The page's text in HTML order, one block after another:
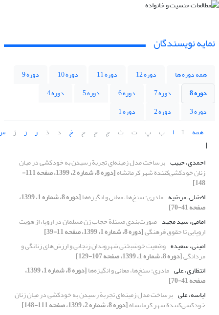
نمایه نویسندگان
همه دوره ها دوره 12 دوره 11 دوره 10
دوره 9
دوره 8
دوره 7 دوره 6 دوره 5
دوره 4
دوره 3
دوره 2
دوره 1
همه
آ ا ب پ ت ث ج چ ح خ د ذ ر ز ژ
ا
احمدی، حبیب برساخت مدل زمینه‌ای تجربة رسیدن به خودکشی در میان
زنان خودکشی‌کنندة شهر کرمانشاه [دوره 8، شماره 2، 1399، صفحه 111-
148]
افضلی، مرضیه مادری: سنخ‌ها، معانی و انگیزه‌ها [دوره 8، شماره 1، 1399،
صفحه 41-70]
امامی، سید مجید صورت‌بندی مسئلة حجاب زن مسلمان در اروپا، از هویت
اروپایی تا حقوق فرهنگی[دوره 8، شماره 1، 1399، صفحه 11-39]
امینی، سعیده وضعیت خوشبختی شهروندان زنجانی و ارزش‌های زنانگی و
مردانگی[دوره 8، شماره 1، 1399، صفحه 107-129]
انتظاری، علی مادری: سنخ‌ها، معانی و انگیزه‌ها [دوره 8، شماره 1، 1399،
صفحه 41-70]
ایاسه، علی برساخت مدل زمینه‌ای تجربة رسیدن به خودکشی در میان زنان
خودکشی‌کنندة شهر کرمانشاه[دوره 8، شماره 2، 1399، صفحه 111-148]